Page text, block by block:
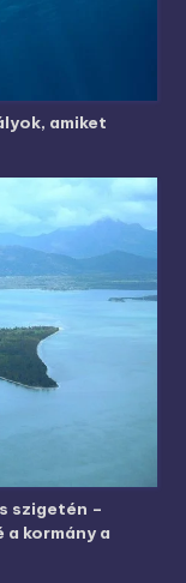
amiket
szigetén –
kormány a